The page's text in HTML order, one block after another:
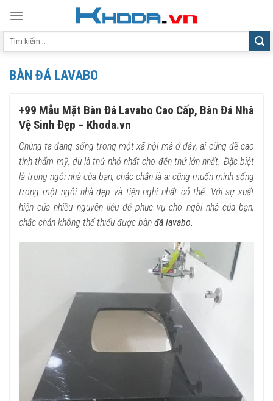
content
BÀN ĐÁ LAVABO
+99 Mẫu Mặt Bàn Đá Lavabo Cao Cấp, Bàn Đá Nhà
Vệ Sinh Đẹp – Khoda.vn
Chúng ta đang sống trong một xã hội mà ở đây, ai cũng đề cao
tính thẩm mỹ, dù là thứ nhỏ nhất cho đến thứ lớn nhất. Đặc biệt
là trong ngôi nhà của bạn, chắc chắn là ai cũng muốn mình sống
trong một ngôi nhà đẹp và tiện nghi nhất có thể. Với sự xuất
hiện của nhiều nguyên liệu để phục vụ cho ngôi nhà của bạn,
chắc chắn không thể thiếu được bàn đá lavabo.